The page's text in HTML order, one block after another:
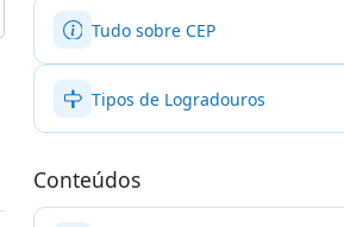
Tudo sobre CEP
Tipos de Logradouros
Conteúdos